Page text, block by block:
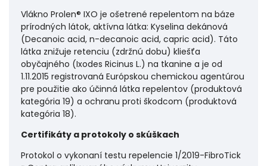
Vlákno Prolen® IXO je ošetrené repelentom na báze
prírodných látok, aktívna látka: Kyselina dekánová
(Decanoic acid, n-decanoic acid, capric acid). Táto
látka znižuje retenciu (zdržnú dobu) kliešťa
obyčajného (Ixodes Ricinus L.) na tkanine a je od
1.11.2015 registrovaná Európskou chemickou agentúrou
pre použitie ako účinná látka repelentov (produktová
kategória 19) a ochranu proti škodcom (produktová
kategória 18).
Certifikáty a protokoly o skúškach
Protokol o vykonaní testu repelencie 1/2019-FibroTick